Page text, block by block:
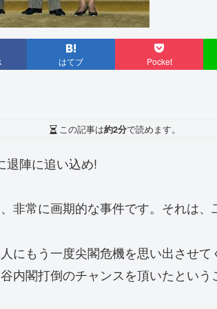
はてブ Pocket
この記事は約2分で読めます。
退陣に追い込め!
非常に画期的な事件です。それは、
にもう一度尖閣危機を思い出させて
内閣打倒のチャンスを頂いたという